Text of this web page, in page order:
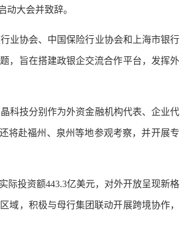
大会并致辞。
协会、中国保险行业协会和上海市银行
，旨在搭建政银企交流合作平台，发挥外
技分别作为外资金融机构代表、企业代
将赴福州、泉州等地参观考察，并开展专
投资额443.3亿美元，对外开放呈现新格
域，积极与母行集团联动开展跨境协作，